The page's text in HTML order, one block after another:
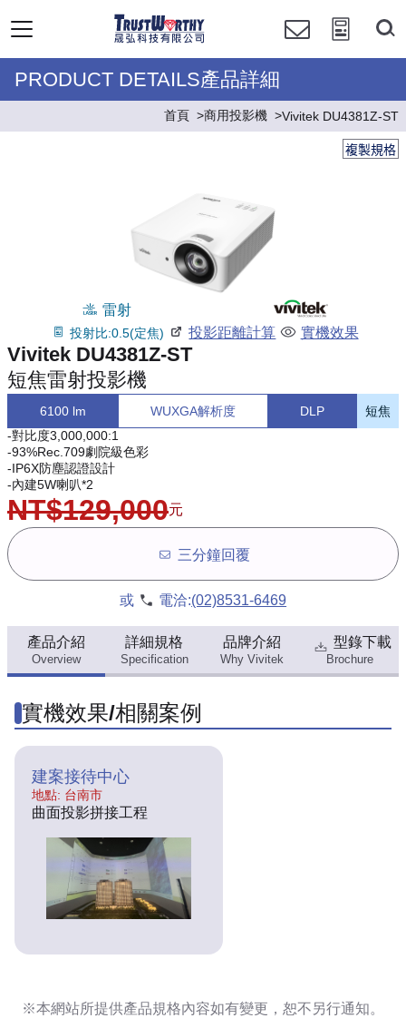
PRODUCT DETAILS產品詳細
首頁 商用投影機 Vivitek DU4381Z-ST
複製規格
雷射
投射比:0.5(定焦) 投影距離計算 實機效果
Vivitek DU4381Z-ST
短焦雷射投影機
6100 lm WUXGA解析度 DLP
短焦
-對比度3,000,000:1
-93%Rec.709劇院級色彩
-IP6X防塵認證設計
-內建5W喇叭*2
NT$129,000元
三分鐘回覆
或 電洽:(02)8531-6469
產品介紹
Overview
詳細規格
Specification
品牌介紹
Why Vivitek
型錄下載
Brochure
實機效果/相關案例
建案接待中心
地點: 台南市
曲面投影拼接工程
※本網站所提供產品規格內容如有變更，恕不另行通知。